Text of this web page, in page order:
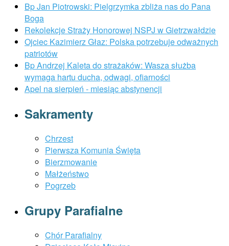
Bp Jan Piotrowski: Pielgrzymka zbliża nas do Pana
Boga
Rekolekcje Straży Honorowej NSPJ w Gietrzwałdzie
Ojciec Kazimierz Głaz: Polska potrzebuje odważnych
patriotów
Bp Andrzej Kaleta do strażaków: Wasza służba
wymaga hartu ducha, odwagi, ofiarności
Apel na sierpień - miesiąc abstynencji
Sakramenty
Chrzest
Pierwsza Komunia Święta
Bierzmowanie
Małżeństwo
Pogrzeb
Grupy Parafialne
Chór Parafialny